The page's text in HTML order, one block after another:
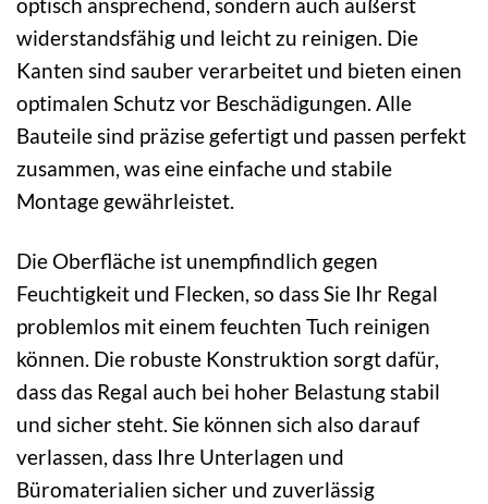
widerstandsfähig und leicht zu reinigen. Die
Kanten sind sauber verarbeitet und bieten einen
optimalen Schutz vor Beschädigungen. Alle
Bauteile sind präzise gefertigt und passen perfekt
zusammen, was eine einfache und stabile
Montage gewährleistet.
Die Oberfläche ist unempfindlich gegen
Feuchtigkeit und Flecken, so dass Sie Ihr Regal
problemlos mit einem feuchten Tuch reinigen
können. Die robuste Konstruktion sorgt dafür,
dass das Regal auch bei hoher Belastung stabil
und sicher steht. Sie können sich also darauf
verlassen, dass Ihre Unterlagen und
Büromaterialien sicher und zuverlässig